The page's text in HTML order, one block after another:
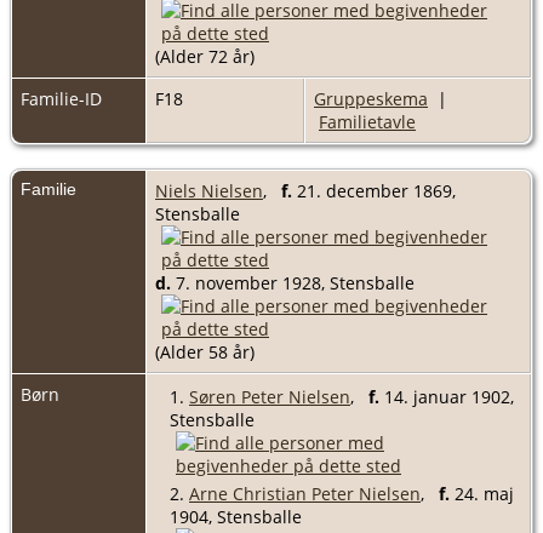
(Alder 72 år)
Familie-ID
F18 Gruppeskema |
Familietavle
Familie Niels Nielsen, f. 21. december 1869,
Stensballe
d. 7. november 1928, Stensballe
(Alder 58 år)
Børn
1. Søren Peter Nielsen, f. 14. januar 1902,
Stensballe
2. Arne Christian Peter Nielsen, f. 24. maj
1904, Stensballe